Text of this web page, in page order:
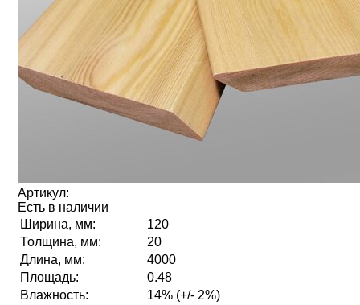
Артикул:
Есть в наличии
Ширина, мм:
120
Толщина, мм:
20
Длина, мм:
4000
Площадь:
0.48
Влажность:
14% (+/- 2%)